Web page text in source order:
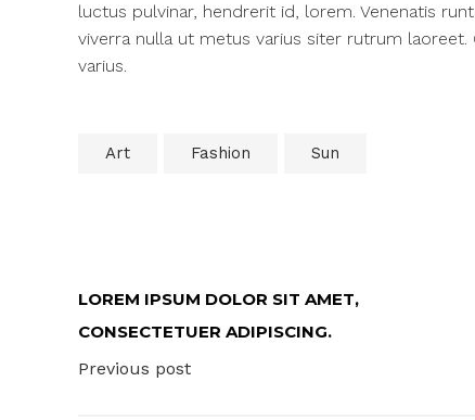
luctus pulvinar, hendrerit id, lorem. Venenatis
viverra nulla ut metus varius siter rutrum
varius.
Art Fashion Sun
LOREM IPSUM DOLOR SIT AMET,
CONSECTETUER ADIPISCING.
Previous post